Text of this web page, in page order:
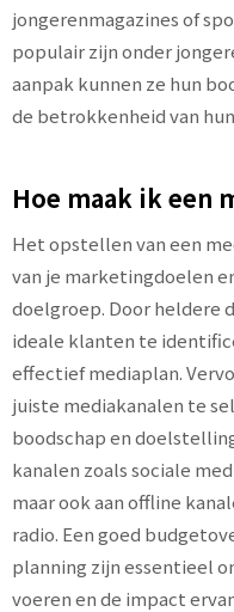
jongerenmagazines of
populair zijn onder
aanpak kunnen ze hun
de betrokkenheid van
Hoe maak ik een
Het opstellen van een
van je marketingdoelen
doelgroep. Door heldere
ideale klanten te
effectief mediaplan.
juiste mediakanalen te
boodschap en
kanalen zoals sociale
maar ook aan offline
radio. Een goed
planning zijn essentieel
voeren en de impact